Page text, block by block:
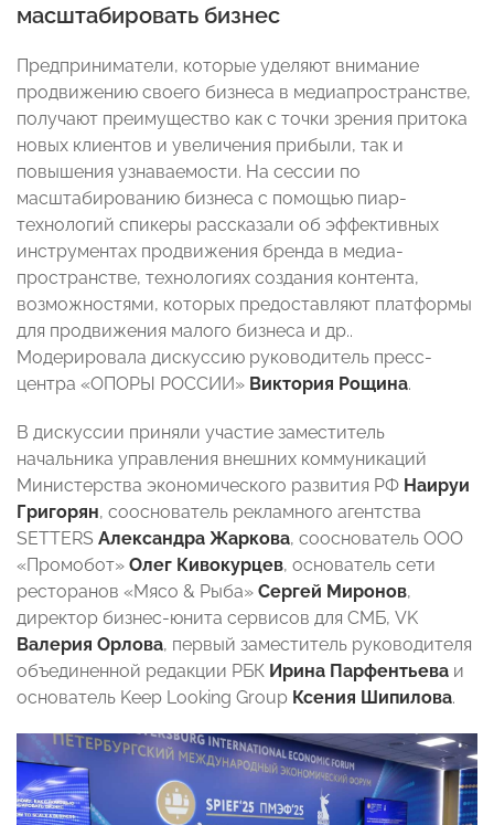
масштабировать бизнес
Предприниматели, которые уделяют внимание
продвижению своего бизнеса в медиапространстве,
получают преимущество как с точки зрения притока
новых клиентов и увеличения прибыли, так и
повышения узнаваемости. На сессии по
масштабированию бизнеса с помощью пиар-
технологий спикеры рассказали об эффективных
инструментах продвижения бренда в медиа-
пространстве, технологиях создания контента,
возможностями, которых предоставляют платформы
для продвижения малого бизнеса и др..
Модерировала дискуссию руководитель пресс-
центра «ОПОРЫ РОССИИ» Виктория Рощина.
В дискуссии приняли участие заместитель
начальника управления внешних коммуникаций
Министерства экономического развития РФ Наируи
Григорян, сооснователь рекламного агентства
SETTERS Александра Жаркова, сооснователь ООО
«Промобот» Олег Кивокурцев, основатель сети
ресторанов «Мясо & Рыба» Сергей Миронов,
директор бизнес-юнита сервисов для СМБ, VK
Валерия Орлова, первый заместитель руководителя
объединенной редакции РБК Ирина Парфентьева и
основатель Keep Looking Group Ксения Шипилова.